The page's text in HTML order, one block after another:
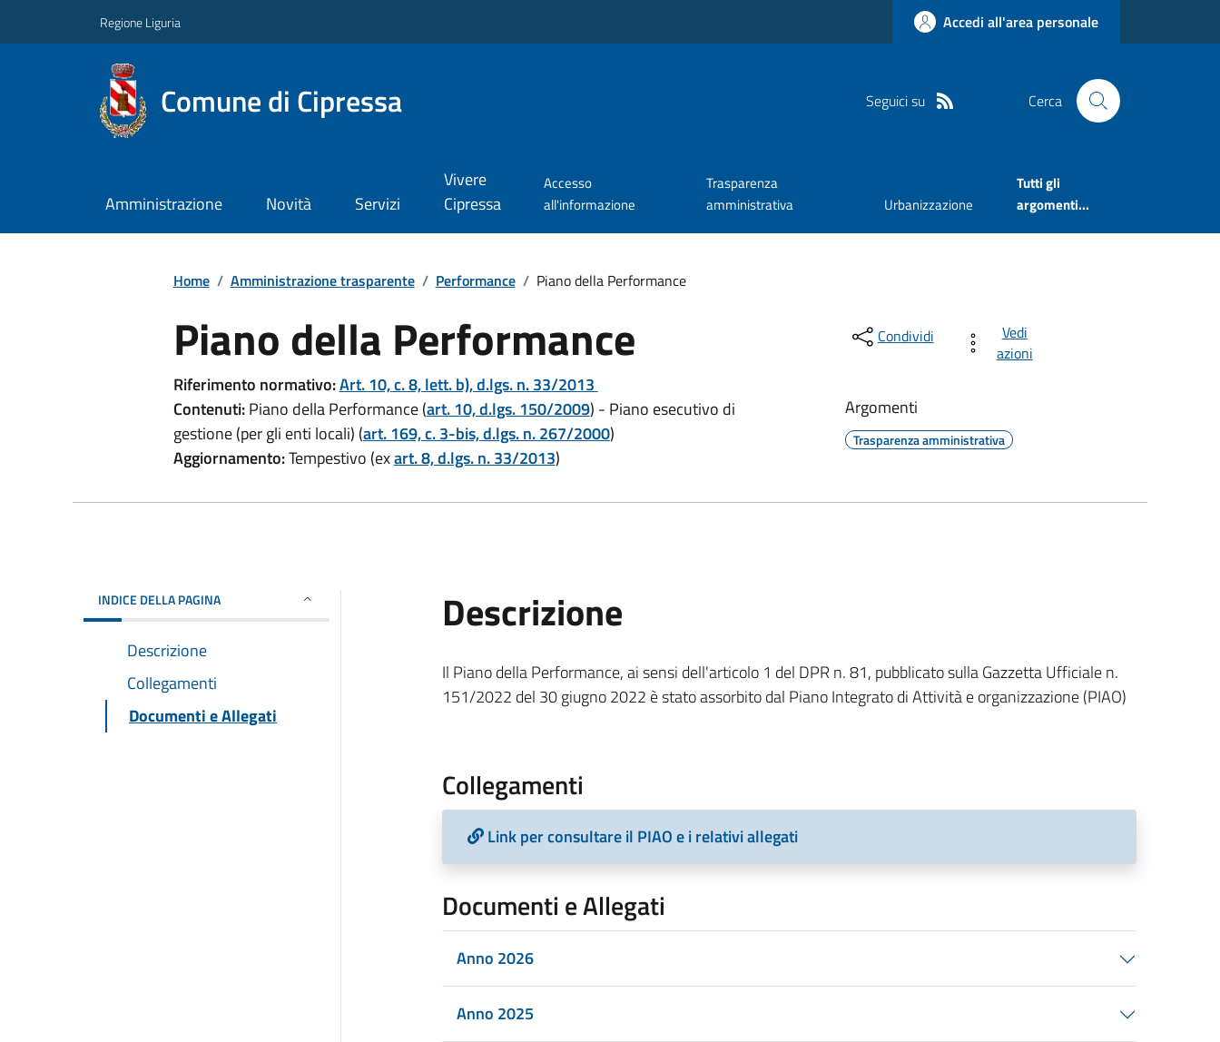
Regione Liguria Accedi all'area personale
Comune di Cipressa Seguici su Cerca
Amministrazione Novità Servizi
Vivere
Cipressa
Accesso
all'informazione
Trasparenza
amministrativa
Urbanizzazione
Tutti gli
argomenti...
Home / Amministrazione trasparente / Performance / Piano della Performance
Piano della Performance
Riferimento normativo:Art. 10, c. 8, lett. b), d.lgs. n. 33/2013
Contenuti:Piano della Performance (art. 10, d.lgs. 150/2009) - Piano esecutivo di
gestione (per gli enti locali) (art. 169, c. 3-bis, d.lgs. n. 267/2000)
Aggiornamento:Tempestivo (exart. 8, d.lgs. n. 33/2013)
Condividi
Vedi
azioni
Argomenti
Trasparenza amministrativa
INDICE DELLA PAGINA
Descrizione
Collegamenti
Documenti e Allegati
Descrizione
Il Piano della Performance, ai sensi dell'articolo 1 del DPR n. 81, pubblicato sulla Gazzetta Ufficiale n.
151/2022 del 30 giugno 2022 è stato assorbito dal Piano Integrato di Attività e organizzazione (PIAO)
Collegamenti
Link per consultare il PIAO e i relativi allegati
Documenti e Allegati
Anno 2026
Anno 2025